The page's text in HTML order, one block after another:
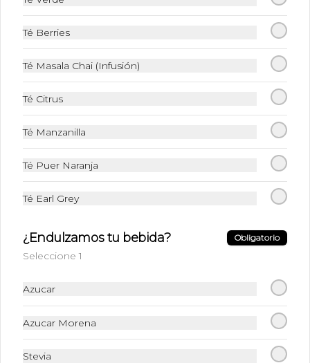
$6.490
Frappuccino Especial
Café + Leche + Hielo triturado + Sabor
Ice Caramel Macchiatto
Té Berries
Té Masala Chai (Infusión)
Té Citrus
Té Manzanilla
Té Puer Naranja
Té Earl Grey
¿Endulzamos tu bebida? Obligatorio
Seleccione 1
Azucar
Azucar Morena
Stevia